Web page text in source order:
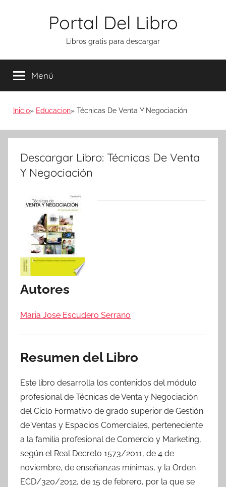
Portal Del Libro
Libros gratis para descargar
Menú
Inicio Educacion Técnicas De Venta Y Negociación
Descargar Libro: Técnicas De Venta
Y Negociación
Autores
Maria Jose Escudero Serrano
Resumen del Libro
Este libro desarrolla los contenidos del módulo
profesional de Técnicas de Venta y Negociación
del Ciclo Formativo de grado superior de Gestión
de Ventas y Espacios Comerciales, perteneciente
a la familia profesional de Comercio y Marketing,
según el Real Decreto 1573/2011, de 4 de
noviembre, de enseñanzas mínimas, y la Orden
ECD/320/2012, de 15 de febrero, por la que se